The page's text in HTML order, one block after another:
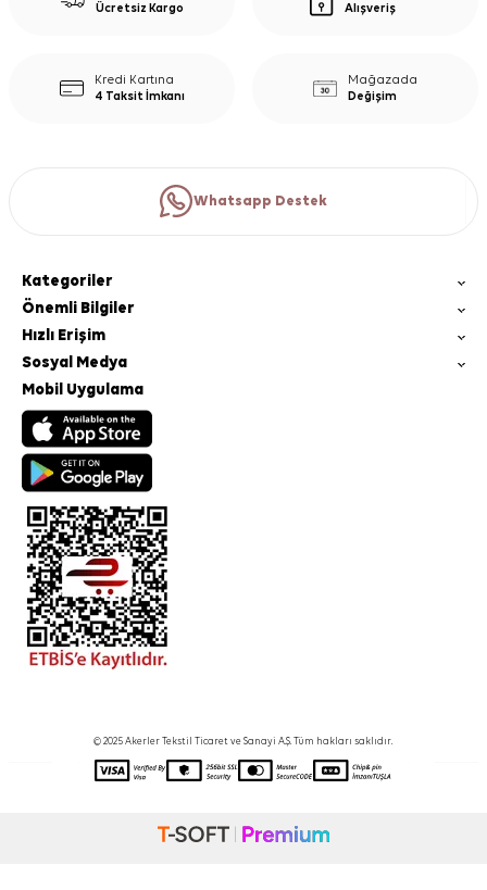
Ücretsiz Kargo
Alışveriş
Kredi Kartına
4 Taksit İmkanı
Mağazada
Değişim
Whatsapp Destek
Kategoriler
Önemli Bilgiler
Hızlı Erişim
Sosyal Medya
Mobil Uygulama
© 2025 Akerler Tekstil Ticaret ve Sanayi A.Ş. Tüm hakları saklıdır.